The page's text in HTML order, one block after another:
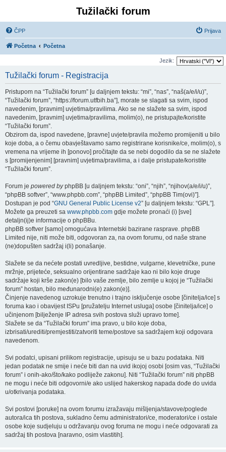
Tužilački forum
ČPP Prijava
Početna Početna
Jezik:
Tužilački forum - Registracija
Pristupom na “Tužilački forum” [u daljnjem tekstu: “mi”, “nas”, “naš(a/e/i/u)”,
“Tužilački forum”, “https://forum.utfbih.ba”], morate se slagati sa svim, ispod
navedenim, [pravnim] uvjetima/pravilima. Ako se ne slažete sa svim, ispod
navedenim, [pravnim] uvjetima/pravilima, molim(o), ne pristupajte/koristite
“Tužilački forum”.
Obzirom da, ispod navedene, [pravne] uvjete/pravila možemo promijeniti u bilo
koje doba, a o čemu obavještavamo samo registrirane korisnike/ce, molim(o), s
vremena na vrijeme ih [ponovo] pročitajte da se nebi dogodilo da se ne slažete
s [promijenjenim] [pravnim] uvjetima/pravilima, a i dalje pristupate/koristite
“Tužilački forum”.
Forum je powered byphpBB [u daljnjem tekstu: “oni”, “njih”, “njihov(a/e/i/u)”,
“phpBB softver”, “www.phpbb.com”, “phpBB Limited”, “phpBB Tim(ovi)”].
Dostupan je pod “GNU General Public License v2” [u daljnjem tekstu: “GPL”].
Možete ga preuzeti sa www.phpbb.com gdje možete pronaći (i) [sve]
detaljn(ij)e informacije o phpBBu.
phpBB softver [samo] omogućava Internetski bazirane rasprave. phpBB
Limited nije, niti može biti, odgovoran za, na ovom forumu, od naše strane
(ne)dopušten sadržaj i(li) ponašanje.
Slažete se da nećete postati uvredljive, bestidne, vulgarne, klevetničke, pune
mržnje, prijeteće, seksualno orijentirane sadržaje kao ni bilo koje druge
sadržaje koji krše zakon(e) [bilo vaše zemlje, bilo zemlje u kojoj je “Tužilački
forum” hostan, bilo međunarodni(e) zakon(e)].
Činjenje navedenog uzrokuje trenutno i trajno isključenje osobe [činitelja/ice] s
foruma kao i obavijest ISPu [pružatelju Internet usluga] osobe [činitelja/ice] o
učinjenom [bilježenje IP adresa svih postova služi upravo tome].
Slažete se da “Tužilački forum” ima pravo, u bilo koje doba,
izbrisati/urediti/premjestiti/zatvoriti teme/postove sa sadržajem koji odgovara
navedenom.
Svi podatci, upisani prilikom registracije, upisuju se u bazu podataka. Niti
jedan podatak ne smije i neće biti dan na uvid ikojoj osobi [osim vas, “Tužilački
forum” i onih-ako/što/kako podliježe zakonu]. Niti “Tužilački forum” niti phpBB
ne mogu i neće biti odgovorni/e ako uslijed hakerskog napada dođe do uvida
u/otkrivanja podataka.
Svi postovi [poruke] na ovom forumu izražavaju mišljenja/stavove/poglede
autora/ica tih postova, sukladno čemu administratori/ce, moderatori/ce i ostale
osobe koje sudjeluju u održavanju ovog foruma ne mogu i neće odgovarati za
sadržaj tih postova [naravno, osim vlastitih].